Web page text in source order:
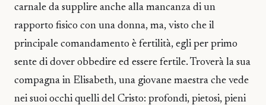
carnale da supplire anche alla mancanza di un
rapporto fisico con una donna, ma, visto che il
principale comandamento è fertilità, egli per primo
sente di dover obbedire ed essere fertile. Troverà la sua
compagna in Elisabeth, una giovane maestra che vede
nei suoi occhi quelli del Cristo: profondi, pietosi, pieni